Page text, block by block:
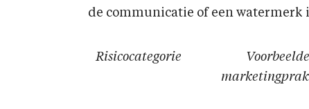
de communicatie of een watermerk
Risicocategorie